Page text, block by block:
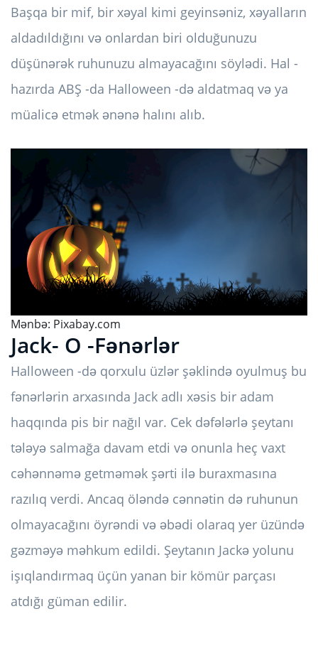
Başqa bir mif, bir xəyal kimi geyinsəniz, xəyalların
aldadıldığını və onlardan biri olduğunuzu
düşünərək ruhunuzu almayacağını söylədi. Hal -
hazırda ABŞ -da Halloween -də aldatmaq və ya
müalicə etmək ənənə halını alıb.
Mənbə: Pixabay.com
Jack- O -Fənərlər
Halloween -də qorxulu üzlər şəklində oyulmuş bu
fənərlərin arxasında Jack adlı xəsis bir adam
haqqında pis bir nağıl var. Cek dəfələrlə şeytanı
tələyə salmağa davam etdi və onunla heç vaxt
cəhənnəmə getməmək şərti ilə buraxmasına
razılıq verdi. Ancaq öləndə cənnətin də ruhunun
olmayacağını öyrəndi və əbədi olaraq yer üzündə
gəzməyə məhkum edildi. Şeytanın Jackə yolunu
işıqlandırmaq üçün yanan bir kömür parçası
atdığı güman edilir.